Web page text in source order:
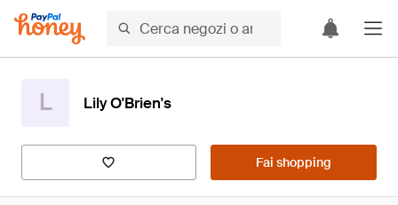
L Lily O'Brien's
Fai shopping